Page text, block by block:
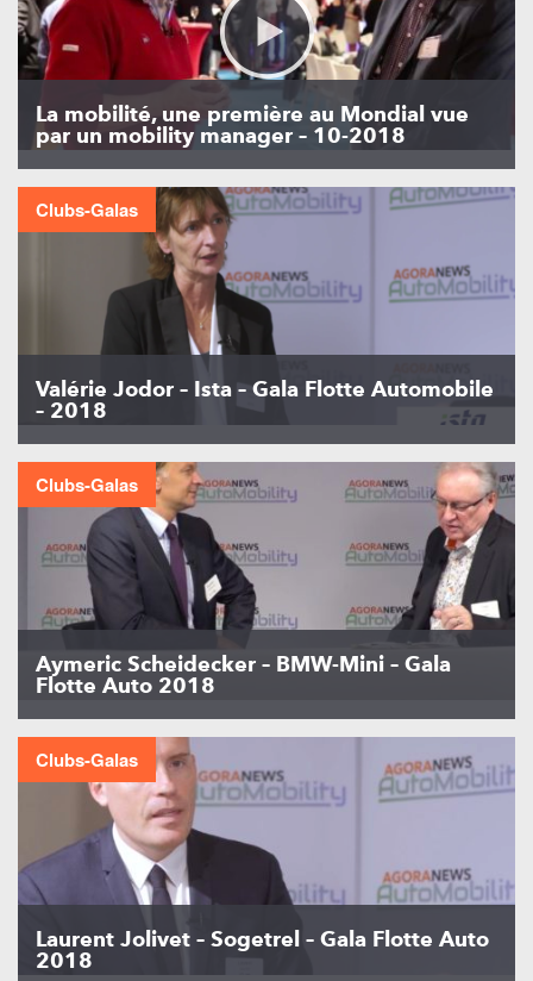
La mobilité, une première au Mondial vue
par un mobility manager – 10-2018
Clubs-Galas
Valérie Jodor – Ista – Gala Flotte Automobile
– 2018
Clubs-Galas
Aymeric Scheidecker – BMW-Mini – Gala
Flotte Auto 2018
Clubs-Galas
Laurent Jolivet – Sogetrel – Gala Flotte Auto
2018